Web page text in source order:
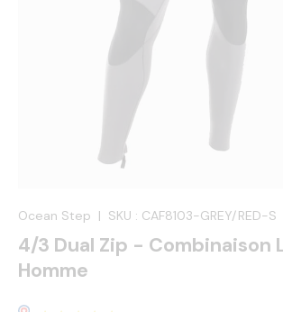
Ocean Step | SKU : CAF8103-GREY/RED-S
4/3 Dual Zip - Combinaison
Homme